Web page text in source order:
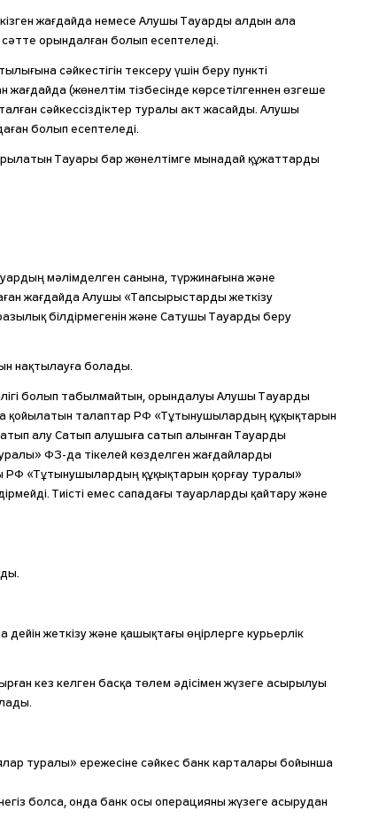
жағдайда немесе Алушы Тауарды алдын ала
орындалған болып есептеледі.
сәйкестігін тексеру үшін беру пункті
жағдайда (жөнелтім тізбесінде көрсетілгеннен өзгеше
сәйкессіздіктер туралы акт жасайды. Алушы
болып есептеледі.
Тауары бар жөнелтімге мынадай құжаттарды
мәлімделген санына, түржинағына және
жағдайда Алушы «Тапсырыстарды жеткізу
білдірмегенін және Сатушы Тауарды беру
нақтылауға болады.
болып табылмайтын, орындалуы Алушы Тауарды
қойылатын талаптар РФ «Тұтынушылардың құқықтарын
алу Сатып алушыға сатып алынған Тауарды
ФЗ-да тікелей көзделген жағдайларды
РФ «Тұтынушылардың құқықтарын қорғау туралы»
Тиісті емес сападағы тауарларды қайтару және
жеткізу және қашықтағы өңірлерге курьерлік
кез келген басқа төлем әдісімен жүзеге асырылуы
туралы» ережесіне сәйкес банк карталары бойынша
болса, онда банк осы операцияны жүзеге асырудан